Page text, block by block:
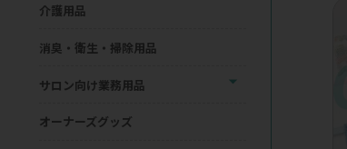
介護用品
消臭・衛生・掃除用品
サロン向け業務用品
オーナーズグッズ